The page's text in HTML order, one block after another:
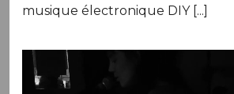
musique électronique DIY [...]